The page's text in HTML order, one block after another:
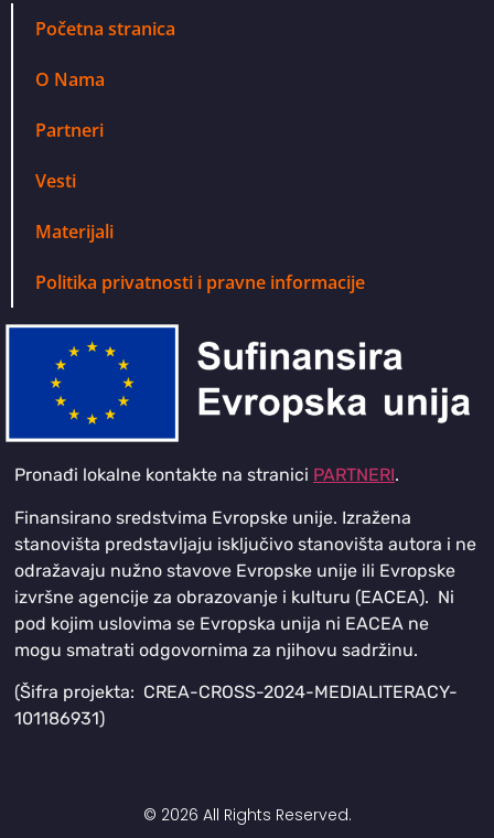
Početna stranica
O Nama
Partneri
Vesti
Materijali
Politika privatnosti i pravne informacije
Pronađi lokalne kontakte na stranici PARTNERI.
Finansirano sredstvima Evropske unije. Izražena
stanovišta predstavljaju isključivo stanovišta autora i ne
odražavaju nužno stavove Evropske unije ili Evropske
izvršne agencije za obrazovanje i kulturu (EACEA). Ni
pod kojim uslovima se Evropska unija ni EACEA ne
mogu smatrati odgovornima za njihovu sadržinu.
(Šifra projekta: CREA-CROSS-2024-MEDIALITERACY-
101186931)
© 2026 All Rights Reserved.